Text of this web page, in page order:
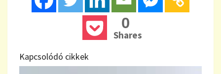
0
Shares
Kapcsolódó cikkek